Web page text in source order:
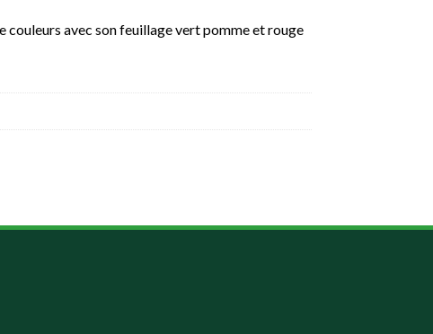
couleurs avec son feuillage vert pomme et rouge